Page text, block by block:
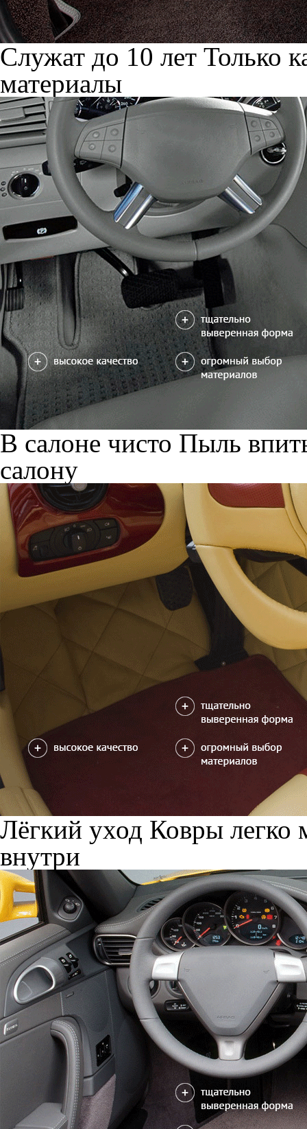
Служат до 10 лет Только
материалы
В салоне чисто Пыль
салону
Лёгкий уход Ковры легко
внутри